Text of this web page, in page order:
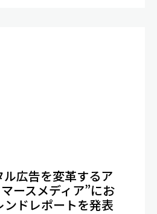
広告を変革するア
ースメディア”にお
ンドレポートを発表